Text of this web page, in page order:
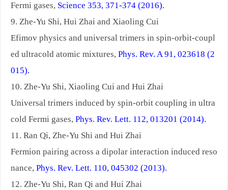
Fermi gases, Science 353, 371-374 (2016).
9. Zhe-Yu Shi, Hui Zhai and Xiaoling Cui
Efimov physics and universal trimers in spin-orbit-coupl
ed ultracold atomic mixtures, Phys. Rev. A 91, 023618 (2
015).
10. Zhe-Yu Shi, Xiaoling Cui and Hui Zhai
Universal trimers induced by spin-orbit coupling in ultra
cold Fermi gases, Phys. Rev. Lett. 112, 013201 (2014).
11. Ran Qi, Zhe-Yu Shi and Hui Zhai
Fermion pairing across a dipolar interaction induced reso
nance, Phys. Rev. Lett. 110, 045302 (2013).
12. Zhe-Yu Shi, Ran Qi and Hui Zhai